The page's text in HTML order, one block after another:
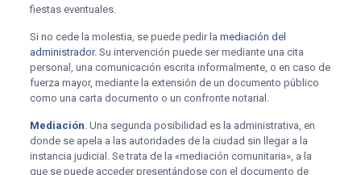
fiestas eventuales.
Si no cede la molestia, se puede pedir la mediación del
administrador. Su intervención puede ser mediante una cita
personal, una comunicación escrita informalmente, o en caso de
fuerza mayor, mediante la extensión de un documento público
como una carta documento o un confronte notarial.
Mediación. Una segunda posibilidad es la administrativa, en
donde se apela a las autoridades de la ciudad sin llegar a la
instancia judicial. Se trata de la «mediación comunitaria», a la
que se puede acceder presentándose con el documento de